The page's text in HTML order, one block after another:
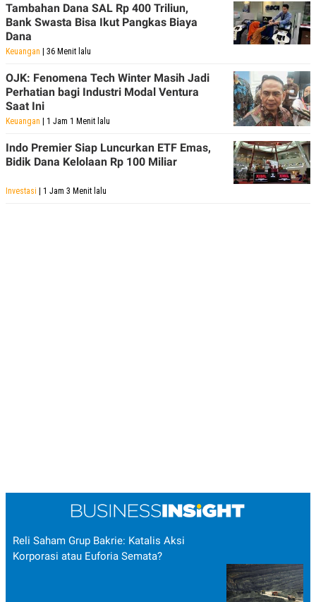
Tambahan Dana SAL Rp 400 Triliun,
Bank Swasta Bisa Ikut Pangkas Biaya
Dana
Keuangan | 36 Menit lalu
OJK: Fenomena Tech Winter Masih Jadi
Perhatian bagi Industri Modal Ventura
Saat Ini
Keuangan | 1 Jam 1 Menit lalu
Indo Premier Siap Luncurkan ETF Emas,
Bidik Dana Kelolaan Rp 100 Miliar
Investasi | 1 Jam 3 Menit lalu
Reli Saham Grup Bakrie: Katalis Aksi
Korporasi atau Euforia Semata?